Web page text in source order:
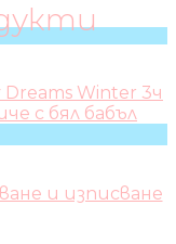
Winter 3ч
с бял бабъл
и изписване